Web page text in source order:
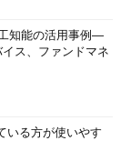
知能の活用事例―
ス、ファンドマネ
いる方が使いやす